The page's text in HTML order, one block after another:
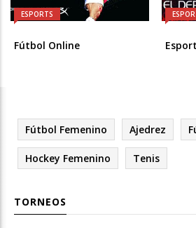
ESPORTS
Fútbol Online
Fútbol Femenino Ajedrez
Hockey Femenino Tenis
TORNEOS